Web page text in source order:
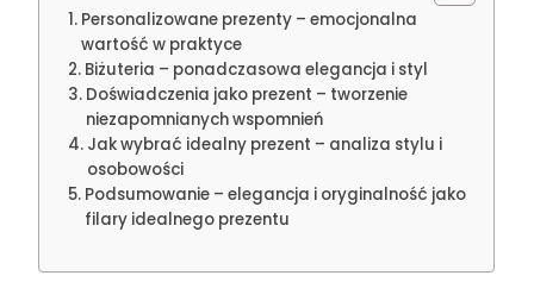
Personalizowane prezenty – emocjonalna
wartość w praktyce
Biżuteria – ponadczasowa elegancja i styl
Doświadczenia jako prezent – tworzenie
niezapomnianych wspomnień
Jak wybrać idealny prezent – analiza stylu i
osobowości
Podsumowanie – elegancja i oryginalność jako
filary idealnego prezentu